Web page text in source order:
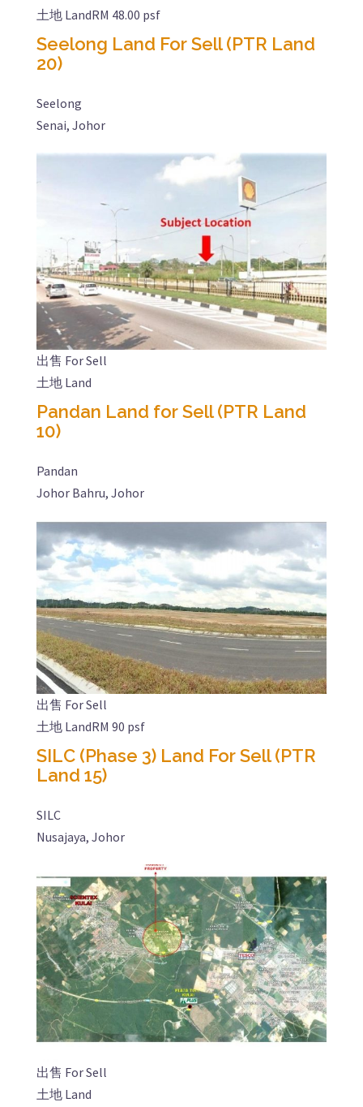
土地 LandRM 48.00 psf
Seelong Land For Sell (PTR Land
20)
Seelong
Senai, Johor
出售 For Sell
土地 Land
Pandan Land for Sell (PTR Land
10)
Pandan
Johor Bahru, Johor
出售 For Sell
土地 LandRM 90 psf
SILC (Phase 3) Land For Sell (PTR
Land 15)
SILC
Nusajaya, Johor
出售 For Sell
土地 Land